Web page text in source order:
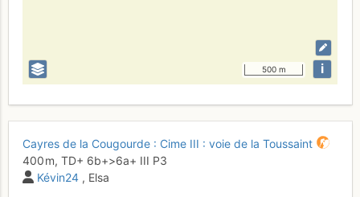
500 m i
Cayres de la Cougourde : Cime III : voie de la Toussaint
400 m, TD+ 6b+>6a+ III P3
Kévin24 , Elsa